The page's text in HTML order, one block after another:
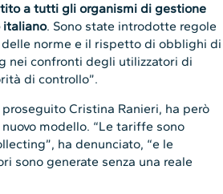
a tutti gli organismi di gestione
italiano. Sono state introdotte regole
norme e il rispetto di obblighi di
nei confronti degli utilizzatori di
di controllo”.
Cristina Ranieri, ha però
nuovo modello. “Le tariffe sono
ha denunciato, “e le
sono generate senza una reale